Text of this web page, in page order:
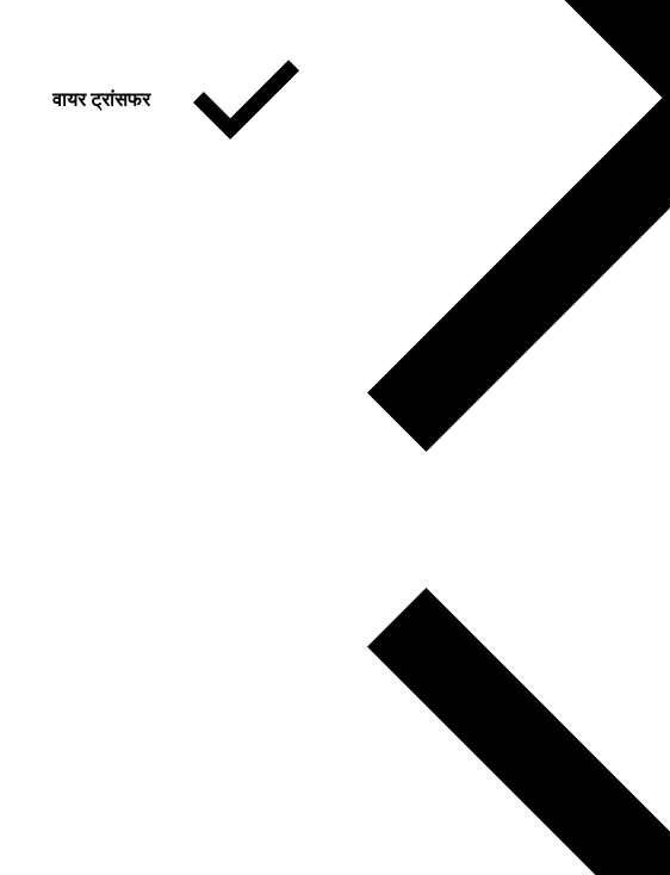
वायर ट्रांसफर